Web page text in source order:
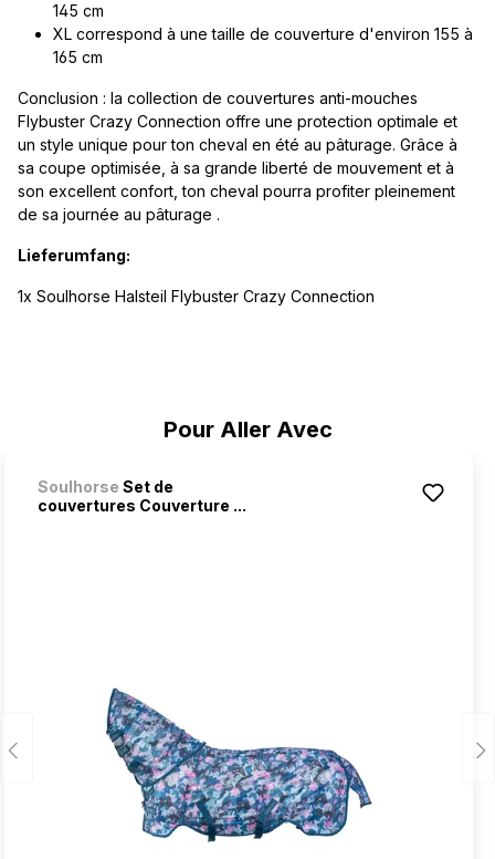
Pour Aller Avec
Soulhorse Set de
couvertures Couverture ...
145 cm
XL correspond à une taille de couverture d'environ 155 à
165 cm
Conclusion : la collection de couvertures anti-mouches
Flybuster Crazy Connection offre une protection optimale et
un style unique pour ton cheval en été au pâturage. Grâce à
sa coupe optimisée, à sa grande liberté de mouvement et à
son excellent confort, ton cheval pourra profiter pleinement
de sa journée au pâturage .
Lieferumfang:
1x Soulhorse Halsteil Flybuster Crazy Connection